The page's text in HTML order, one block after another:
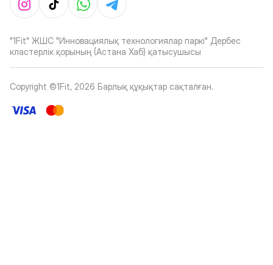
"1Fit" ЖШС "Инновациялық технологиялар паркі" Дербес
кластерлік қорының (Астана Хаб) қатысушысы
Copyright ©1Fit, 2026 Барлық құқықтар сақталған.